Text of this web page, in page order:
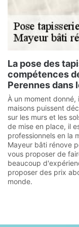
La pose des
compétences
Perennes dans
À un moment
maisons puissent
sur les murs et les
de mise en place, il
professionnels en la
Mayeur bâti rénove
vous proposer de
beaucoup
proposer des prix
monde.